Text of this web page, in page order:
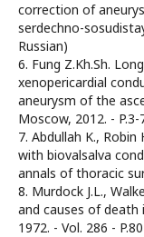
correction of
serdechno-
Russian)
6. Fung Z.Kh.Sh.
xenopericardial
aneurysm of the
Moscow, 2012. - P.3-
7. Abdullah K., Robin
with biovalsalva
annals of thoracic
8. Murdock J.L.,
and causes of death
1972. - Vol. 286 -